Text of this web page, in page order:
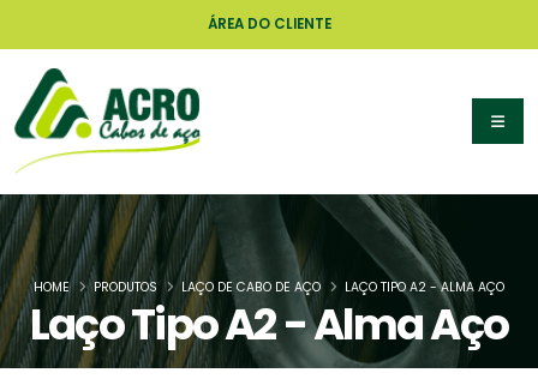
ÁREA DO CLIENTE
Laço Tipo A2 - Alma Aço
HOME PRODUTOS LAÇO DE CABO DE AÇO LAÇO TIPO A2 - ALMA AÇO